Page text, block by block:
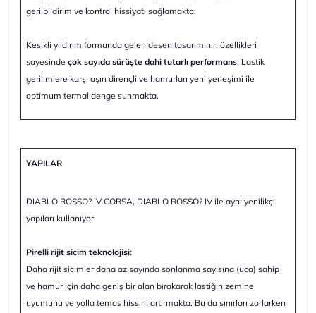
geri bildirim ve kontrol hissiyatı sağlamakta;
Kesikli yıldırım formunda gelen desen tasarımının özellikleri
sayesinde çok sayıda sürüşte dahi tutarlı performans, Lastik
gerilimlere karşı aşırı dirençli ve hamurları yeni yerleşimi ile
optimum termal denge sunmakta.
YAPILAR
DIABLO ROSSO? IV CORSA, DIABLO ROSSO? IV ile aynı yenilikçi
yapıları kullanıyor.
Pirelli rijit sicim teknolojisi:
Daha rijit sicimler daha az sayında sonlanma sayısına (uca) sahip
ve hamur için daha geniş bir alan bırakarak lastiğin zemine
uyumunu ve yolla temas hissini artırmakta. Bu da sınırları zorlarken